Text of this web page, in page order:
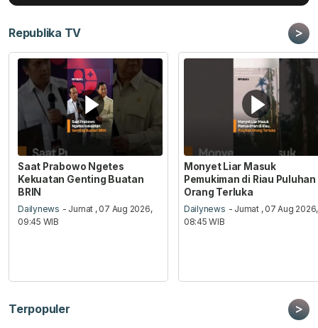
Republika TV >
Saat Prabowo Ngetes
Kekuatan Genting Buatan
BRIN
Dailynews - Jumat , 07 Aug 2026,
09:45 WIB
Monyet Liar Masuk
Pemukiman di Riau Puluhan
Orang Terluka
Dailynews - Jumat , 07 Aug 2026,
08:45 WIB
Terpopuler >